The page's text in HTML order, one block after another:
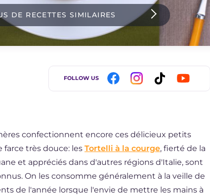
DE RECETTES SIMILAIRES
FOLLOW US
confectionnent encore ces délicieux petits
très douce: les Tortelli à la courge, fierté de la
et appréciés dans d'autres régions d'Italie, sont
On les consomme généralement à la veille de
de l'année lorsque l'envie de mettre les mains à